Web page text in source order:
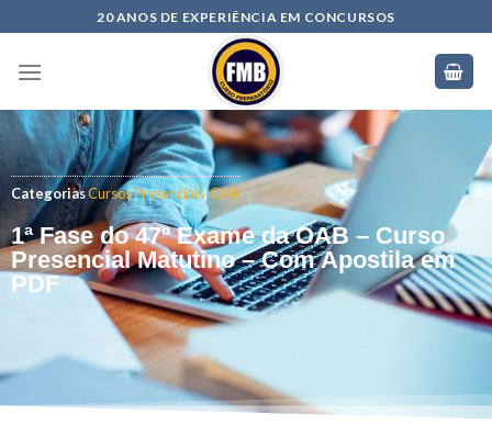
20 ANOS DE EXPERIÊNCIA EM CONCURSOS
CategoriasCursos Presenciais,OAB
1ª Fase do 47º Exame da OAB – Curso
Presencial Matutino – Com Apostila em
PDF